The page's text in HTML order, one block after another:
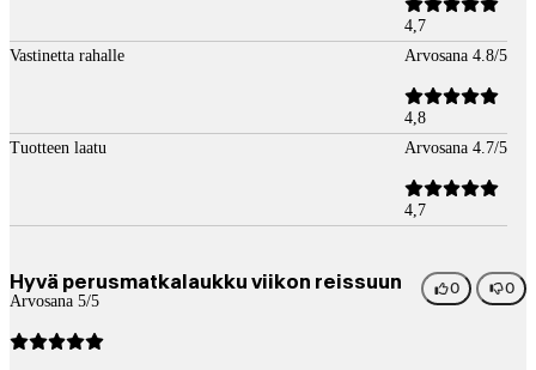
4,7
Vastinetta rahalle
Arvosana 4.8/5
4,8
Tuotteen laatu
Arvosana 4.7/5
4,7
Hyvä perusmatkalaukku viikon reissuun
Arvosana 5/5
0 0